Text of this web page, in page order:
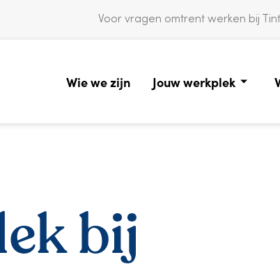
Voor vragen omtrent werken bij
Wie we zijn Jouw werkplek
bij